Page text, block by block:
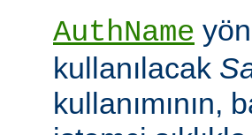
AuthName
kullanılacak
kullanımının,